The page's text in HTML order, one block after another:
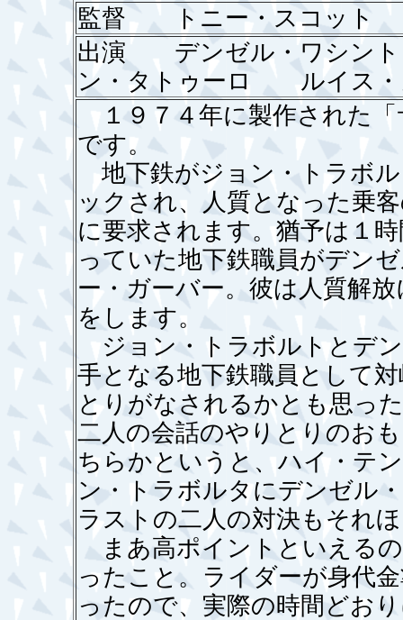
監督 トニー・スコット
出演 デンゼル・ワシン
ン・タトゥーロ ルイス・
１９７４年に製作された
です。
地下鉄がジョン・トラボ
ックされ、人質となった乗
に要求されます。猶予は１
っていた地下鉄職員がデン
ー・ガーバー。彼は人質解
をします。
ジョン・トラボルトとデ
手となる地下鉄職員として
とりがなされるかとも思っ
二人の会話のやりとりのお
ちらかというと、ハイ・テ
ン・トラボルタにデンゼル
ラストの二人の対決もそれ
まあ高ポイントといえる
ったこと。ライダーが身代
ったので、実際の時間どお